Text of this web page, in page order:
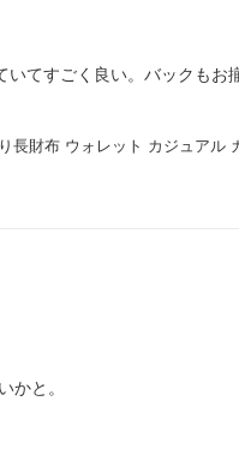
てすごく良い。バックもお
財布 ウォレット カジュアル
かと。